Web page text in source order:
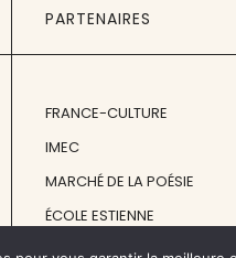
PARTENAIRES
FRANCE-CULTURE
IMEC
MARCHÉ DE LA POÉSIE
ÉCOLE ESTIENNE